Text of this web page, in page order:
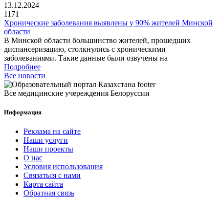
13.12.2024
1171
Хронические заболевания выявлены у 90% жителей Минской
области
В Минской области большинство жителей, прошедших
диспансеризацию, столкнулись с хроническими
заболеваниями. Такие данные были озвучены на
Подробнее
Все новости
Все медицинские учереждения Белоруссии
Информация
Реклама на сайте
Наши услуги
Наши проекты
О нас
Условия использования
Связаться с нами
Карта сайта
Обратная связь